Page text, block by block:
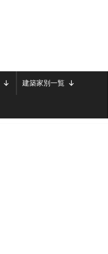
建築家別一覧